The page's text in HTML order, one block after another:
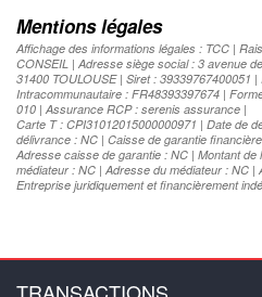
Mentions légales
Affichage des informations légales : TCC |
CONSEIL | Adresse siège social : 3 avenue
31400 TOULOUSE | Siret : 39339767400051
Intracommunautaire : FR48393397674 |
010 | Assurance RCP : serenis assurance |
Carte T : CPI31012015000000971 | Date de
délivrance : NC | Caisse de garantie
Adresse caisse de garantie : NC | Montant
médiateur : NC | Adresse du médiateur : NC |
Entreprise juridiquement et financièrement